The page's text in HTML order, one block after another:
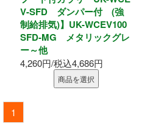
V-SFD ダンパー付 (強
制給排気)】UK-WCEV100
SFD-MG メタリックグレ
ー～他
4,260円/税込4,686円
商品を選択
1